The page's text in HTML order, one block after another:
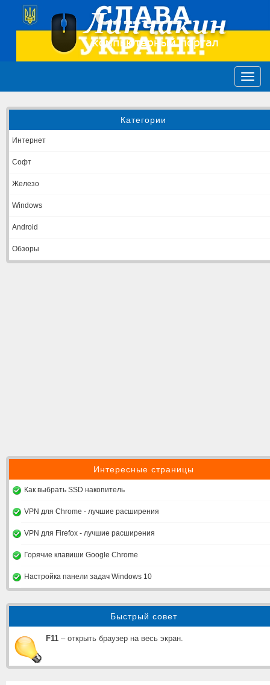
Категории
Интернет
Софт
Железо
Windows
Android
Обзоры
Интересные страницы
Как выбрать SSD накопитель
VPN для Chrome - лучшие расширения
VPN для Firefox - лучшие расширения
Горячие клавиши Google Chrome
Настройка панели задач Windows 10
Быстрый совет
F11 – открыть браузер на весь экран.